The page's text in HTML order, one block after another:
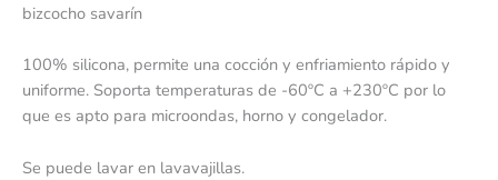
bizcocho savarín
100% silicona, permite una cocción y enfriamiento rápido y
uniforme. Soporta temperaturas de -60ºC a +230ºC por lo
que es apto para microondas, horno y congelador.
Se puede lavar en lavavajillas.